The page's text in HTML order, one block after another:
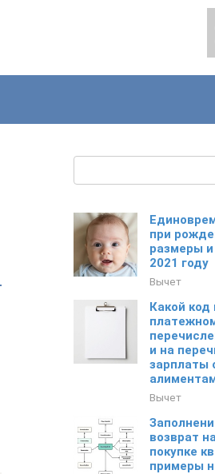
при
размеры и
2021 году
Вычет
Какой код
и на
зарплаты
Вычет
возврат
покупке
примеры